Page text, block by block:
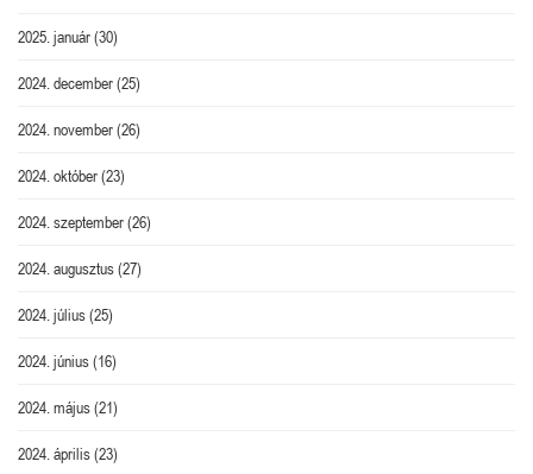
2025. január(30)
2024. december(25)
2024. november(26)
2024. október(23)
2024. szeptember(26)
2024. augusztus(27)
2024. július(25)
2024. június(16)
2024. május(21)
2024. április(23)